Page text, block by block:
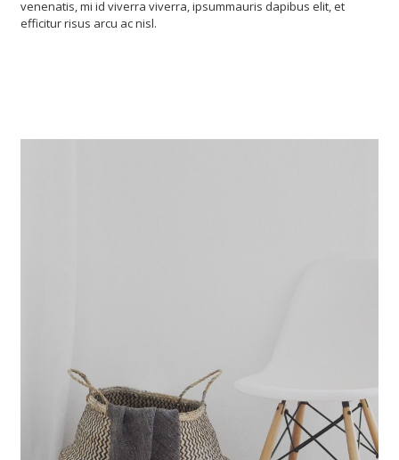
venenatis, mi id viverra viverra, ipsummauris dapibus elit, et
efficitur risus arcu ac nisl.